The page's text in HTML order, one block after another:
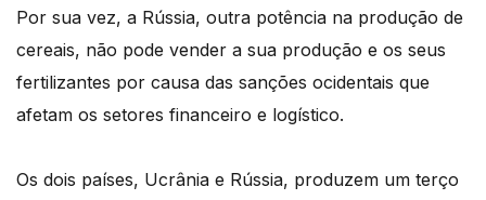
Por sua vez, a Rússia, outra potência na produção de
cereais, não pode vender a sua produção e os seus
fertilizantes por causa das sanções ocidentais que
afetam os setores financeiro e logístico.
Os dois países, Ucrânia e Rússia, produzem um terço